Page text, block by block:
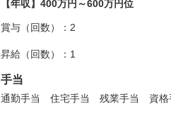
【年収】400万円～600万円位
賞与（回数）：2
昇給（回数）：1
手当
通勤手当 住宅手当 残業手当 資格